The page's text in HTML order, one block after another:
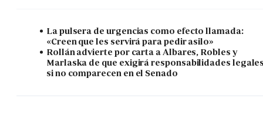
La pulsera de urgencias como efecto llamada:
«Creen que les servirá para pedir asilo»
Rollán advierte por carta a Albares, Robles y
Marlaska de que exigirá responsabilidades
si no comparecen en el Senado